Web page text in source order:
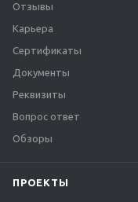
Отзывы
Карьера
Сертификаты
Документы
Реквизиты
Вопрос ответ
Обзоры
ПРОЕКТЫ